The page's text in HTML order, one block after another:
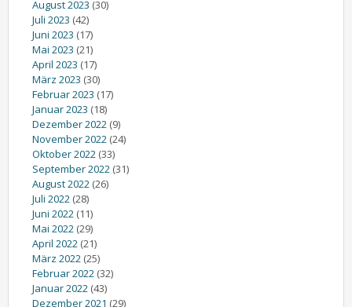
August 2023 (30)
Juli 2023 (42)
Juni 2023 (17)
Mai 2023 (21)
April 2023 (17)
März 2023 (30)
Februar 2023 (17)
Januar 2023 (18)
Dezember 2022 (9)
November 2022 (24)
Oktober 2022 (33)
September 2022 (31)
August 2022 (26)
Juli 2022 (28)
Juni 2022 (11)
Mai 2022 (29)
April 2022 (21)
März 2022 (25)
Februar 2022 (32)
Januar 2022 (43)
Dezember 2021 (29)